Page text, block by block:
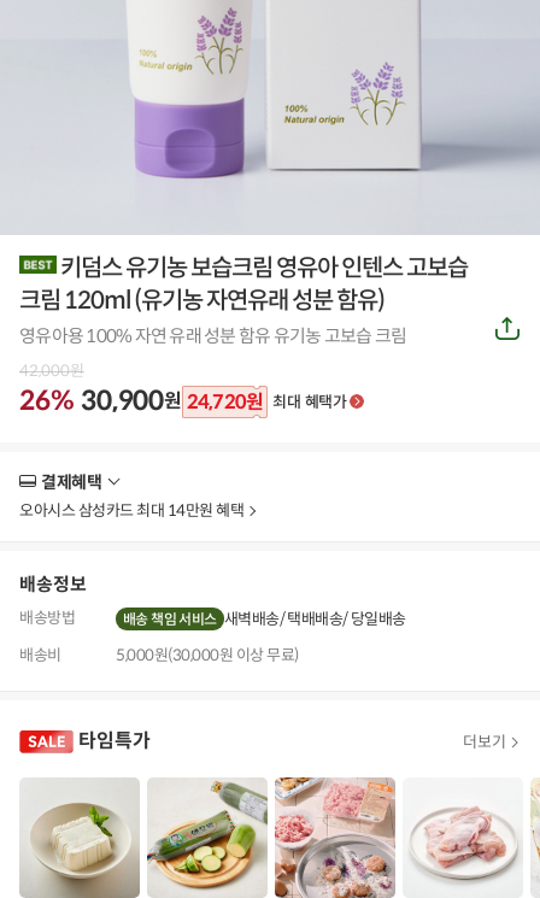
키덤스 유기농 보습크림 영유아 인텐스 고보습
크림 120ml (유기농 자연유래 성분 함유)
영유아용 100% 자연 유래 성분 함유 유기농 고보습 크림
42,000원
26% 30,900원 24,720원 최대 혜택가
공
유
결제혜택
보
오아시스 삼성카드 최대 14만원 혜택
배송정보
배송방법 배송 책임 서비스 새벽배송 택배배송 당일배송
배송비
5,000원(30,000원 이상 무료)
타임특가 더보기